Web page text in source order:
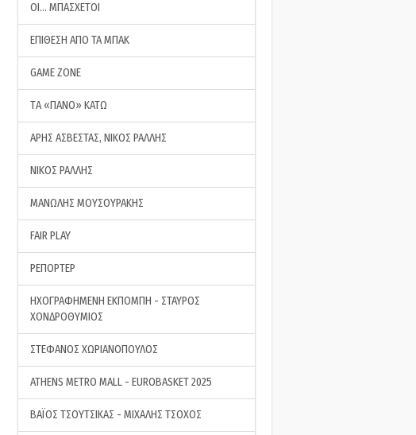
ΟΙ… ΜΠΑΣΧΕΤΟΙ
ΕΠΙΘΕΣΗ ΑΠΟ ΤΑ ΜΠΑΚ
GAME ZONE
ΤA «ΠΑΝΟ» ΚΑΤΩ
ΑΡΗΣ ΑΣΒΕΣΤΑΣ, ΝΙΚΟΣ ΡΑΛΛΗΣ
ΝΙΚΟΣ ΡΑΛΛΗΣ
ΜΑΝΩΛΗΣ ΜΟΥΣΟΥΡΑΚΗΣ
FAIR PLAY
ΡΕΠΟΡΤΕΡ
ΗΧΟΓΡΑΦΗΜΕΝΗ ΕΚΠΟΜΠΗ - ΣΤΑΥΡΟΣ
ΧΟΝΔΡΟΘΥΜΙΟΣ
ΣΤΕΦΑΝΟΣ ΧΩΡΙΑΝΟΠΟΥΛΟΣ
ATHENS METRO MALL - EUROBASKET 2025
ΒΑΪΟΣ ΤΣΟΥΤΣΙΚΑΣ - ΜΙΧΑΛΗΣ ΤΣΟΧΟΣ